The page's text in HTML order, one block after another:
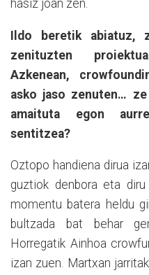
hasiz joan zen.
Ildo beretik abiatuz,
zenituzten
Azkenean,
asko jaso zenuten…
amaituta egon
sentitzea?
Oztopo handiena dirua
guztiok denbora eta
momentu batera heldu
bultzada bat behar
Horregatik Ainhoa
izan zuen. Martxan